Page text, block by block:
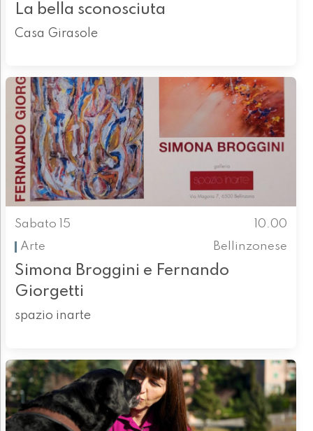
La bella sconosciuta
Casa Girasole
Sabato 15
10.00
Arte
Bellinzonese
Simona Broggini e Fernando
Giorgetti
spazio inarte